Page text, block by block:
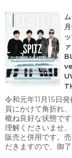
令和元年11月15日
頁にかけて角折れ
概ね良好な状態で
理解くださいませ
販売と併用です。
だきますので、御了